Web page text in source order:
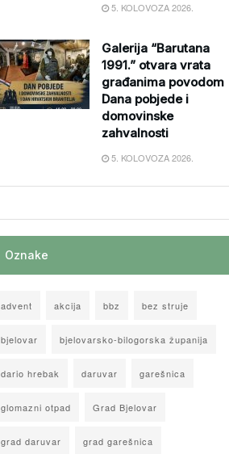
5. KOLOVOZA 2026.
Galerija “Barutana
1991.” otvara vrata
građanima povodom
Dana pobjede i
domovinske
zahvalnosti
5. KOLOVOZA 2026.
Oznake
advent akcija bbz bez struje
bjelovar bjelovarsko-bilogorska županija
dario hrebak daruvar garešnica
glomazni otpad Grad Bjelovar
grad daruvar grad garešnica